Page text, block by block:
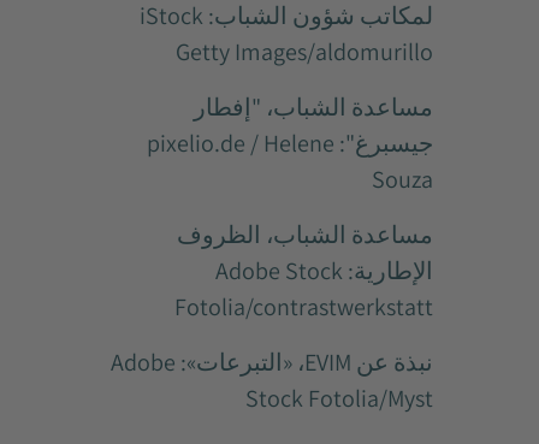
لمكاتب شؤون الشباب: iStock
Getty Images/aldomurillo
مساعدة الشباب، "إفطار
جيسبرغ": pixelio.de / Helene
Souza
مساعدة الشباب، الظروف
الإطارية: Adobe Stock
Fotolia/contrastwerkstatt
نبذة عن EVIM، «التبرعات»: Adobe
Stock Fotolia/Myst